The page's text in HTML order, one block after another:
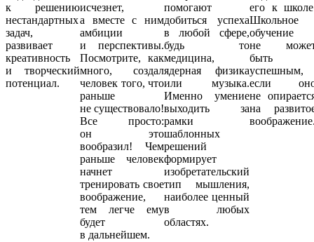
к решению
нестандартных
задач,
развивает
креативность
и творческий
потенциал.
исчезнет,
а вместе с ним
амбиции
и перспективы.
Посмотрите, как
много, создал
человек того, что
раньше
не существовало!
Все просто:
он это
вообразил! Чем
раньше человек
начнет
тренировать свое
воображение,
тем легче ему
будет
в дальнейшем.
помогают
добиться успеха
в любой сфере,
будь то
медицина,
ядерная физика
или музыка.
Именно умение
выходить за
рамки
шаблонных
решений
формирует
изобретательский
тип мышления,
наиболее ценный
в любых
областях.
его к
Школьное
обучение
не
быть
успешным,
если
не
на